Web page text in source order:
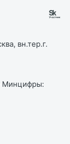
вн.тер.г.
Минцифры: